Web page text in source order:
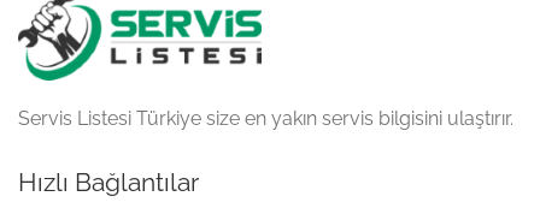
Servis Listesi Türkiye size en yakın servis bilgisini ulaştırır.
Hızlı Bağlantılar